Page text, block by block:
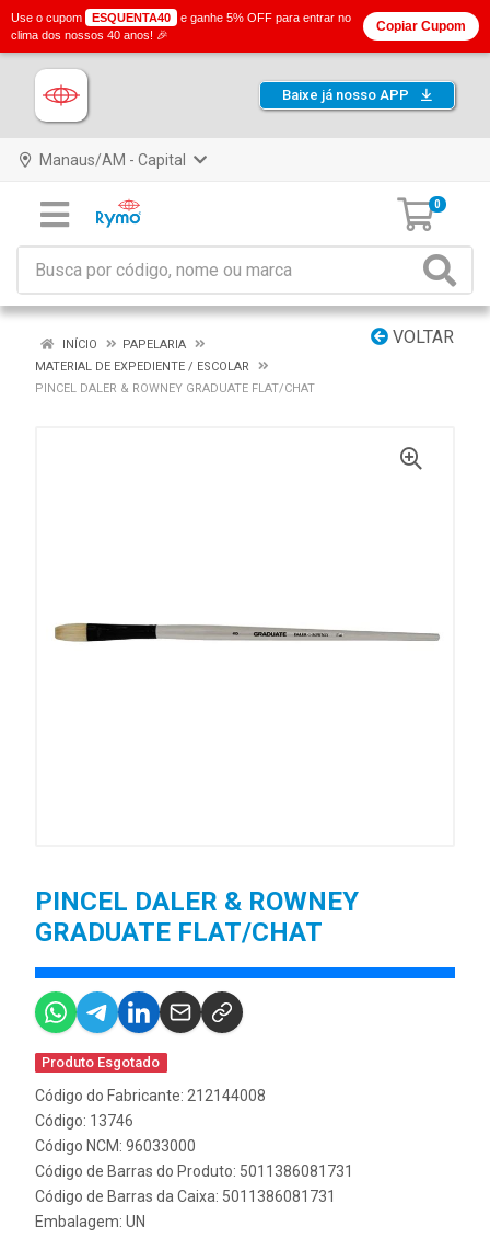
Baixe já nosso APP
Manaus/AM - Capital
0
VOLTAR
INÍCIO
PAPELARIA
MATERIAL DE EXPEDIENTE / ESCOLAR
PINCEL DALER & ROWNEY GRADUATE FLAT/CHAT
PINCEL DALER & ROWNEY
GRADUATE FLAT/CHAT
Produto Esgotado
Código do Fabricante: 212144008
Código: 13746
Código NCM: 96033000
Código de Barras do Produto: 5011386081731
Código de Barras da Caixa: 5011386081731
Embalagem: UN
Use o cupom ESQUENTA40
e ganhe 5% OFF para entrar no
clima dos nossos 40 anos! 🎉
Copiar Cupom